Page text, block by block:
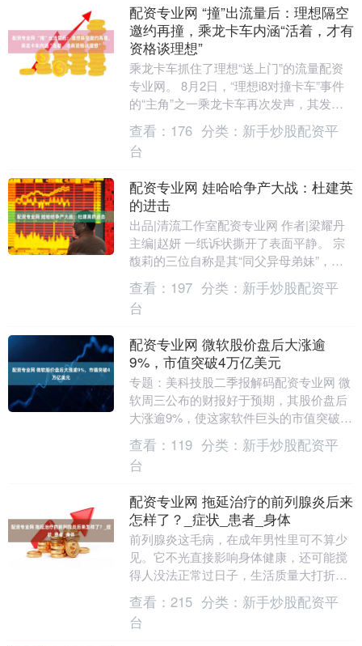
配资专业网 “撞”出流量后：理想隔空
邀约再撞，乘龙卡车内涵“活着，才有
资格谈理想”
乘龙卡车抓住了理想“送上门”的流量配资
专业网。 8月2日，“理想i8对撞卡车”事件
的“主角”之一乘龙卡车再次发声，其发布
海报“内涵”理想汽车称，“活着，才有资
格....
查看： 176 分类： 新手炒股配资平
台
配资专业网 娃哈哈争产大战：杜建英
的进击
出品|清流工作室配资专业网 作者|梁耀丹
主编|赵妍 一纸诉状撕开了表面平静。 宗
馥莉的三位自称是其“同父异母弟妹”，将
其告上了法庭。这也意味着，昔日的“二号
人....
查看： 197 分类： 新手炒股配资平
台
配资专业网 微软股价盘后大涨逾
9%，市值突破4万亿美元
专题：美科技股二季报解码配资专业网 微
软周三公布的财报好于预期，其股价盘后
大涨逾9%，使这家软件巨头的市值突破了
4万亿美元。如果周四涨势持续，微软势将
加入芯片制....
查看： 119 分类： 新手炒股配资平
台
配资专业网 拖延治疗的前列腺炎后来
怎样了？_症状_患者_身体
前列腺炎这毛病，在成年男性里可不算少
见。它不光直接影响身体健康，还可能搅
得人没法正常过日子，生活质量大打折
扣。可现在呢配资专业网，不少人总觉得
吃药治这病没多大用....
查看： 215 分类： 新手炒股配资平
台